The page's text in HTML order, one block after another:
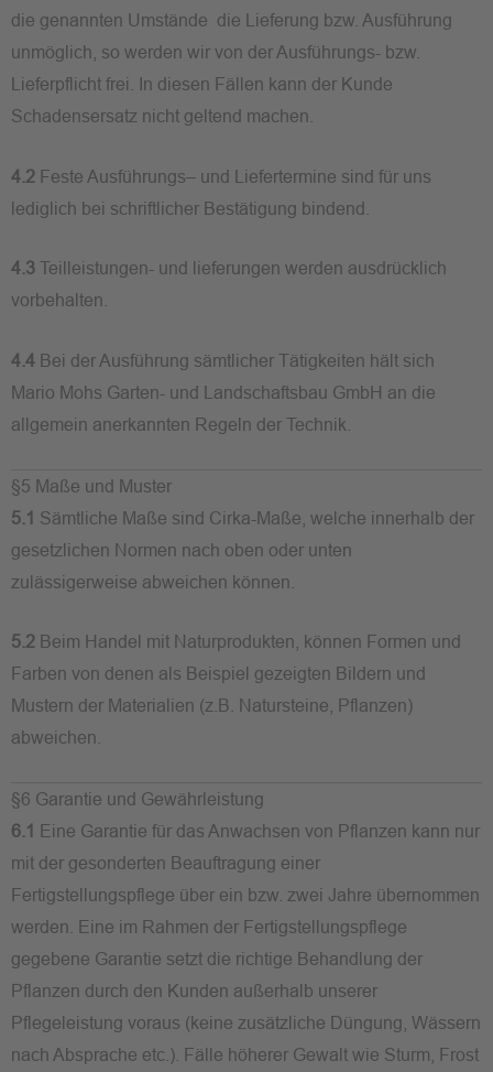
die genannten Umstände die Lieferung bzw. Ausführung
unmöglich, so werden wir von der Ausführungs- bzw.
Lieferpflicht frei. In diesen Fällen kann der Kunde
Schadensersatz nicht geltend machen.
4.2 Feste Ausführungs– und Liefertermine sind für uns
lediglich bei schriftlicher Bestätigung bindend.
4.3 Teilleistungen- und lieferungen werden ausdrücklich
vorbehalten.
4.4 Bei der Ausführung sämtlicher Tätigkeiten hält sich
Mario Mohs Garten- und Landschaftsbau GmbH an die
allgemein anerkannten Regeln der Technik.
§5 Maße und Muster
5.1 Sämtliche Maße sind Cirka-Maße, welche innerhalb der
gesetzlichen Normen nach oben oder unten
zulässigerweise abweichen können.
5.2 Beim Handel mit Naturprodukten, können Formen und
Farben von denen als Beispiel gezeigten Bildern und
Mustern der Materialien (z.B. Natursteine, Pflanzen)
abweichen.
§6 Garantie und Gewährleistung
6.1 Eine Garantie für das Anwachsen von Pflanzen kann nur
mit der gesonderten Beauftragung einer
Fertigstellungspflege über ein bzw. zwei Jahre übernommen
werden. Eine im Rahmen der Fertigstellungspflege
gegebene Garantie setzt die richtige Behandlung der
Pflanzen durch den Kunden außerhalb unserer
Pflegeleistung voraus (keine zusätzliche Düngung, Wässern
nach Absprache etc.). Fälle höherer Gewalt wie Sturm, Frost